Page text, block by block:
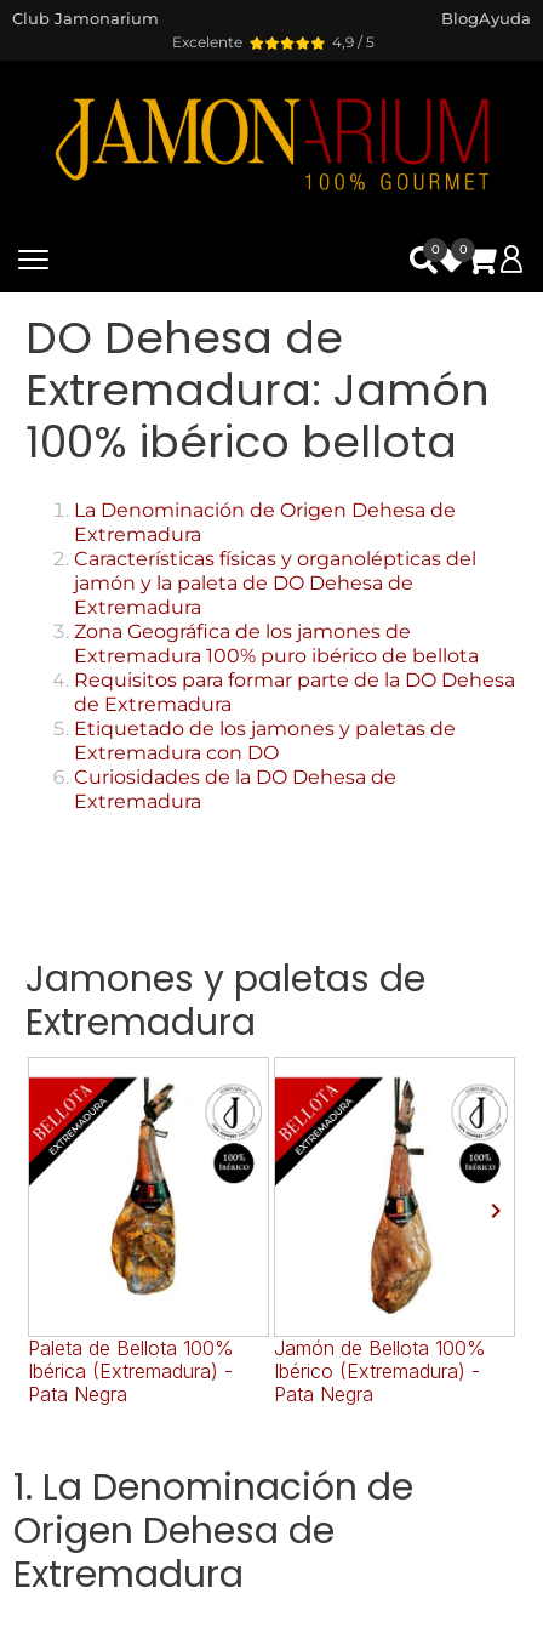
Excelente 4,9 / 5
Club Jamonarium BlogAyuda
0 0
DO Dehesa de
Extremadura: Jamón
100% ibérico bellota
La Denominación de Origen Dehesa de
Extremadura
Características físicas y organolépticas del
jamón y la paleta de DO Dehesa de
Extremadura
Zona Geográfica de los jamones de
Extremadura 100% puro ibérico de bellota
Requisitos para formar parte de la DO Dehesa
de Extremadura
Etiquetado de los jamones y paletas de
Extremadura con DO
Curiosidades de la DO Dehesa de
Extremadura
Jamones y paletas de
Extremadura
Paleta de Bellota 100%
Ibérica (Extremadura) -
Pata Negra
Jamón de Bellota 100%
Ibérico (Extremadura) -
Pata Negra

1. La Denominación de
Origen Dehesa de
Extremadura